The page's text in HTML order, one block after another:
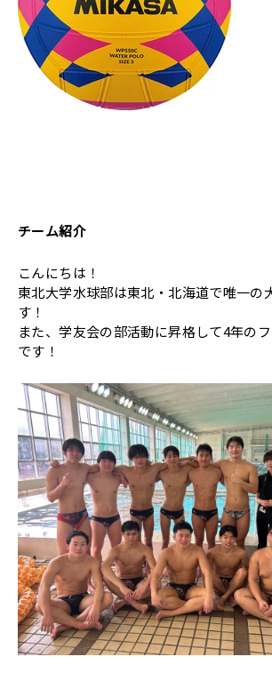
チーム紹介
こんにちは！
東北大学水球部は東北・北海道で唯一の
す！
また、学友会の部活動に昇格して4年の
です！